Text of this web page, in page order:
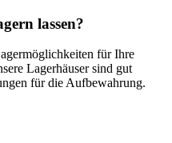
lassen?
für Ihre
Lagerhäuser sind gut
für die Aufbewahrung.